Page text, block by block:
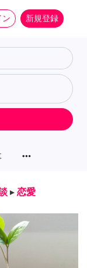
ン 新規登録
more_horiz
▸ 恋愛